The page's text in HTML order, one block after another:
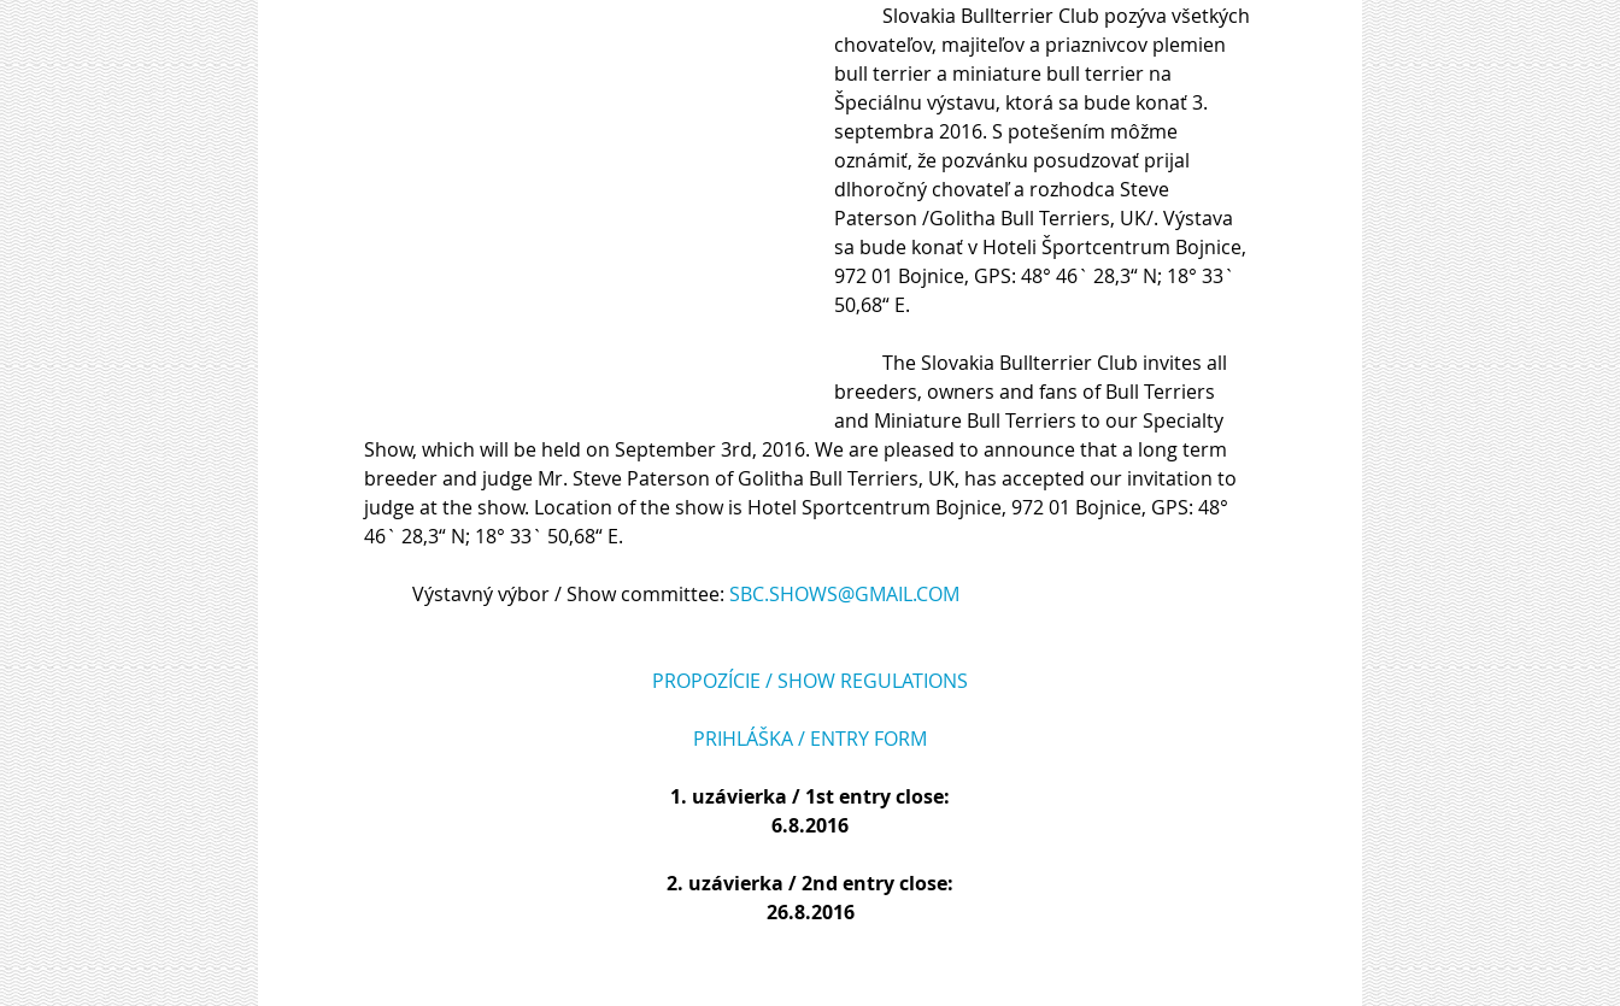
​          Slovakia Bullterrier Club pozýva všetkých
chovateľov, majiteľov a priaznivcov plemien
bull terrier a miniature bull terrier na
Špeciálnu výstavu, ktorá sa bude konať 3.
septembra 2016. S potešením môžme
oznámiť, že pozvánku posudzovať prijal
dlhoročný chovateľ a rozhodca Steve
Paterson /Golitha Bull Terriers, UK/. Výstava
sa bude konať v Hoteli Športcentrum Bojnice,
972 01 Bojnice, GPS: 48° 46` 28,3“ N; 18° 33`
50,68“ E.
breeders, owners and fans of Bull Terriers
and Miniature Bull Terriers to our Specialty
Show, which will be held on September 3rd, 2016. We are pleased to announce that a long term
breeder and judge Mr. Steve Paterson of Golitha Bull Terriers, UK, has accepted our invitation to
judge at the show. Location of the show is Hotel Sportcentrum Bojnice, 972 01 Bojnice, GPS: 48°
46` 28,3“ N; 18° 33` 50,68“ E.
          Výstavný výbor / Show committee:
SBC.SHOWS@GMAIL.COM
PROPOZÍCIE / SHOW REGULATIONS
PRIHLÁŠKA / ENTRY FORM
1. uzávierka / 1st entry close:
6.8.2016
2. uzávierka / 2nd entry close:
26.8.2016